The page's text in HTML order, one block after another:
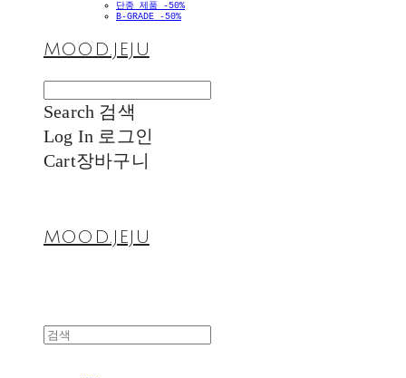
단종 제품 -50%
B-GRADE -50%
MOOD.JEJU
Search 검색
Log In 로그인
Cart장바구니
MOOD.JEJU